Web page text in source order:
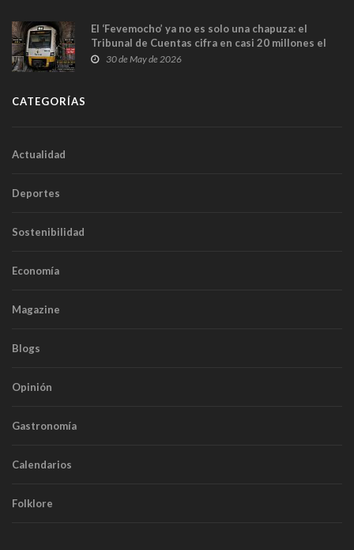
El ‘Fevemocho’ ya no es solo una chapuza: el
Tribunal de Cuentas cifra en casi 20 millones el
sobrecoste de los trenes que no cabían por los
30 de May de 2026
CATEGORÍAS
Actualidad
Deportes
Sostenibilidad
Economía
Magazine
Blogs
Opinión
Gastronomía
Calendarios
Folklore